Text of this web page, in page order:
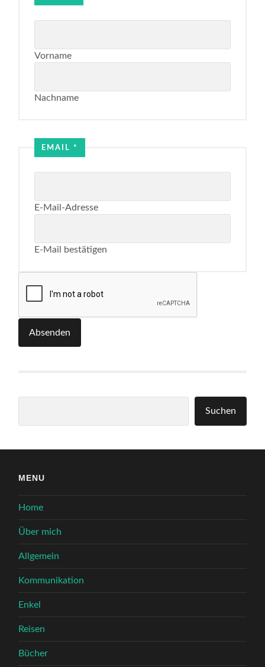
Name
Vorname
Nachname
EMAIL*
E-Mail-Adresse
E-Mail bestätigen
Absenden
Suchen
MENU
Home
Über mich
Allgemein
Kommunikation
Enkel
Reisen
Bücher